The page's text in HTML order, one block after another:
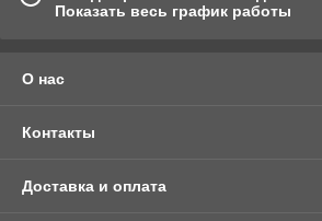
Показать весь график работы
О нас
Контакты
Доставка и оплата